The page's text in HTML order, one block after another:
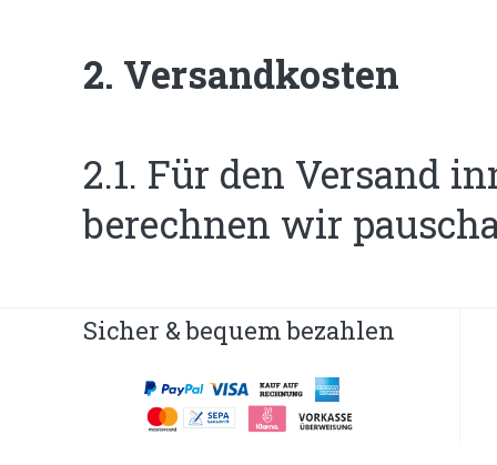
2. Versandkosten
2.1. Für den Versand
berechnen wir
Sicher & bequem bezahlen